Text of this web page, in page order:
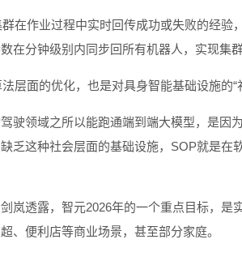
在作业过程中实时回传成功或失败的经验
在分钟级别内同步回所有机器人，实现集
层面的优化，也是对具身智能基础设施的“
驶领域之所以能跑通端到端大模型，是因
乏这种社会层面的基础设施，SOP就是在
岚透露，智元2026年的一个重点目标，是
、便利店等商业场景，甚至部分家庭。